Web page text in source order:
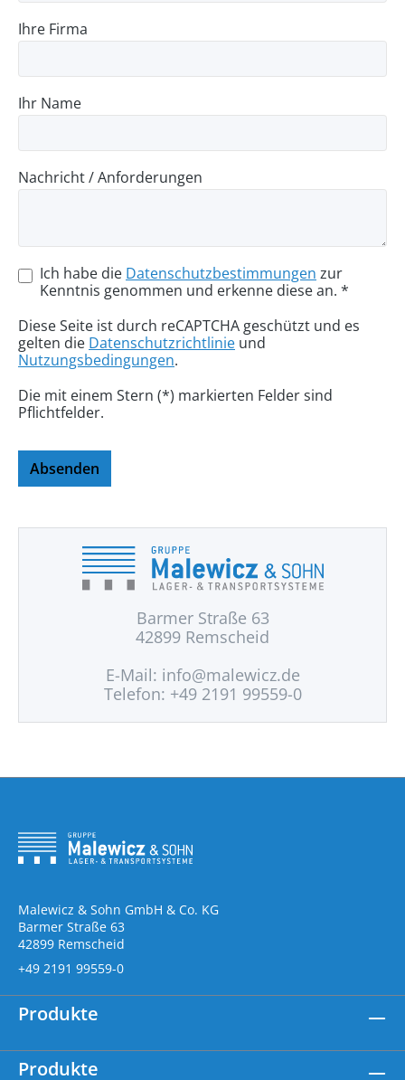
Ihre Firma
Ihr Name
Nachricht / Anforderungen
Ich habe die Datenschutzbestimmungen zur
Kenntnis genommen und erkenne diese an. *
Diese Seite ist durch reCAPTCHA geschützt und es
gelten die Datenschutzrichtlinie und
Nutzungsbedingungen.
Die mit einem Stern (*) markierten Felder sind
Pflichtfelder.
Absenden
Barmer Straße 63
42899 Remscheid
E-Mail: info@malewicz.de
Telefon: +49 2191 99559-0
Malewicz & Sohn GmbH & Co. KG
Barmer Straße 63
42899 Remscheid
+49 2191 99559-0
Produkte
Produkte